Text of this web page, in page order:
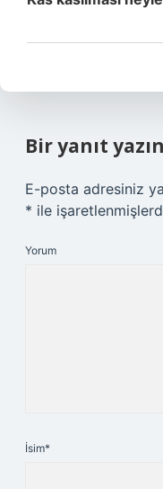
Bir yanıt yazın
E-posta adresiniz
* ile
Yorum
İsim*